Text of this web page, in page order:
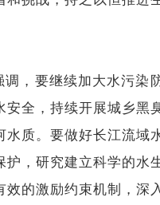
调，要继续加大水污染
安全，持续开展城乡黑
水质。要做好长江流域
护，研究建立科学的水
效的激励约束机制，深